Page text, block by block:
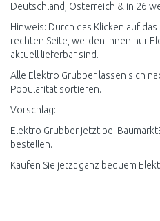
Deutschland, Österreich & in 26
Hinweis: Durch das Klicken auf
rechten Seite, werden Ihnen nur
aktuell lieferbar sind.
Alle Elektro Grubber lassen sich
Popularität sortieren.
Vorschlag:
Elektro Grubber jetzt bei
bestellen.
Kaufen Sie jetzt ganz bequem